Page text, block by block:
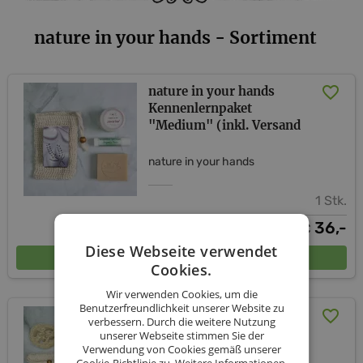
nature in your hands - Sortiment
nature in your hands
Kennenlernpaket
"Medium" (inkl. Versand
nature in your hands
1 Stk.
€ 36,-
In den Warenkorb
nature in your hands
Kennenlernpaket "Large"
(inkl. Versand)
Diese Webseite verwendet
Cookies.
Wir verwenden Cookies, um die
Benutzerfreundlichkeit unserer Website zu
verbessern. Durch die weitere Nutzung
unserer Webseite stimmen Sie der
Verwendung von Cookies gemäß unserer